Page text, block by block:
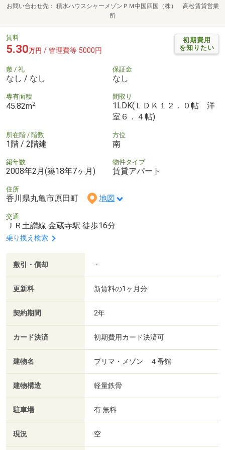
お問い合わせ先
積水ハウスシャーメゾンＰＭ中国四国（株） 高松賃貸営業
所
初期費用
を知りたい
賃料
5.30万円 / 管理費等 5000円
敷 / 礼
なし / なし
保証金
なし
専有面積
45.82m2
間取り
1LDK(ＬＤＫ１２．０帖 洋
室６．４帖)
所在階 / 階数
1階 / 2階建
方位
南
築年数
2008年2月(築18年7ヶ月)
物件タイプ
賃貸アパート
住所
香川県丸亀市原田町 地図
交通
ＪＲ土讃線 金蔵寺駅 徒歩16分
乗り換え検索
敷引・償却 -
更新料 新賃料の1ヶ月分
契約期間 2年
カード決済 初期費用カード決済可
建物名 プリマ・メゾン ４番館
建物構造 軽量鉄骨
駐車場 有 無料
現況 空